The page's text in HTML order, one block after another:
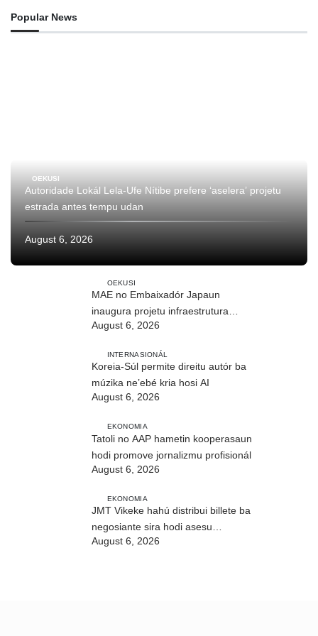
Popular News
OEKUSI
Autoridade Lokál Lela-Ufe Nítibe prefere ‘aselera’ projetu
estrada antes tempu udan
August 6, 2026
OEKUSI
MAE no Embaixadór Japaun
inaugura projetu infraestrutura
CIREP 12 iha Nítibe
August 6, 2026
INTERNASIONÁL
Koreia-Súl permite direitu autór ba
múzika ne’ebé kria hosi AI
August 6, 2026
EKONOMIA
Tatoli no AAP hametin kooperasaun
hodi promove jornalizmu profisionál
August 6, 2026
EKONOMIA
JMT Vikeke hahú distribui billete ba
negosiante sira hodi asesu
August 6, 2026